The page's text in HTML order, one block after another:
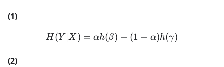
(1)
H(Y|X) = \alpha
H (Y ∣X ) = αh(β) + (1 − α)h(γ)
(2)